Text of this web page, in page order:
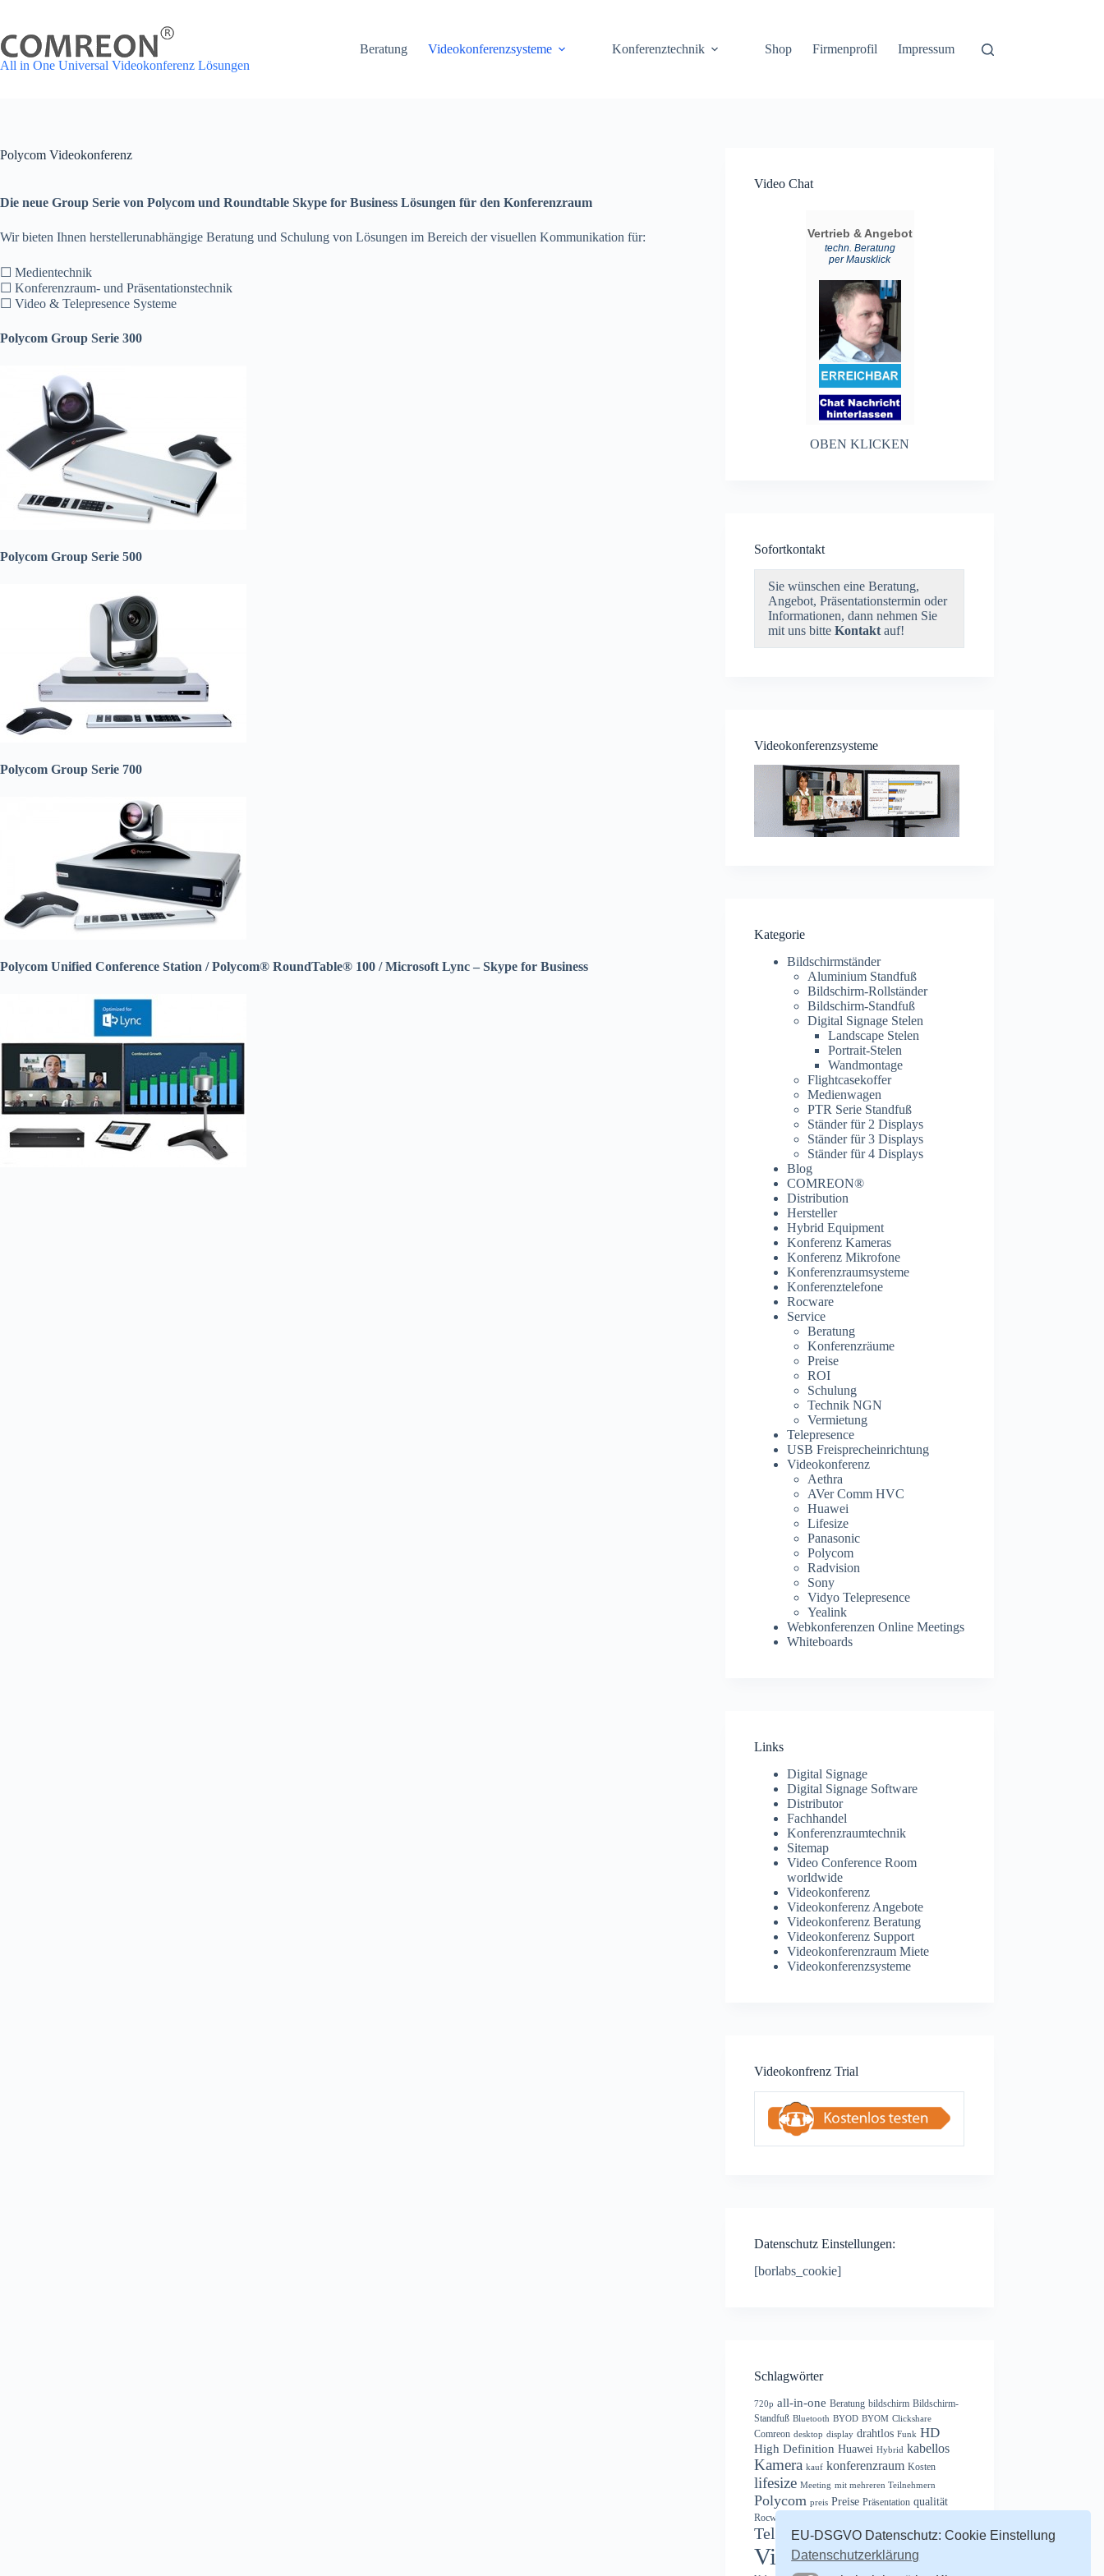
springen
All in One Universal Videokonferenz Lösungen
Beratung Videokonferenzsysteme Konferenztechnik Shop Firmenprofil Impressum
Polycom Videokonferenz
Die neue Group Serie von Polycom und Roundtable Skype for Business Lösungen für den Konferenzraum
Wir bieten Ihnen herstellerunabhängige Beratung und Schulung von Lösungen im Bereich der visuellen Kommunikation für:
☐ Medientechnik
☐ Konferenzraum- und Präsentationstechnik
☐ Video & Telepresence Systeme
Polycom Group Serie 300
Polycom Group Serie 500
Polycom Group Serie 700
Polycom Unified Conference Station / Polycom® RoundTable® 100 / Microsoft Lync – Skype for Business
Video Chat
OBEN KLICKEN
Sofortkontakt
Sie wünschen eine Beratung,
Angebot, Präsentationstermin oder
Informationen, dann nehmen Sie
mit uns bitteKontakt auf!
Videokonferenzsysteme
Kategorie
Bildschirmständer
Aluminium Standfuß
Bildschirm-Rollständer
Bildschirm-Standfuß
Digital Signage Stelen
Landscape Stelen
Portrait-Stelen
Wandmontage
Flightcasekoffer
Medienwagen
PTR Serie Standfuß
Ständer für 2 Displays
Ständer für 3 Displays
Ständer für 4 Displays
Blog
COMREON®
Distribution
Hersteller
Hybrid Equipment
Konferenz Kameras
Konferenz Mikrofone
Konferenzraumsysteme
Konferenztelefone
Rocware
Service
Beratung
Konferenzräume
Preise
ROI
Schulung
Technik NGN
Vermietung
Telepresence
USB Freisprecheinrichtung
Videokonferenz
Aethra
AVer Comm HVC
Huawei
Lifesize
Panasonic
Polycom
Radvision
Sony
Vidyo Telepresence
Yealink
Webkonferenzen Online Meetings
Whiteboards
Links
Digital Signage
Digital Signage Software
Distributor
Fachhandel
Konferenzraumtechnik
Sitemap
Video Conference Room
worldwide
Videokonferenz
Videokonferenz Angebote
Videokonferenz Beratung
Videokonferenz Support
Videokonferenzraum Miete
Videokonferenzsysteme
Videokonfrenz Trial
Datenschutz Einstellungen:
[borlabs_cookie]
Schlagwörter
720p all-in-one Beratung bildschirm Bildschirm-
Standfuß Bluetooth BYOD BYOM Clickshare
Comreon desktop display drahtlos Funk HD
High Definition Huawei Hybrid kabellos
Kamera kauf konferenzraum Kosten
lifesize Meeting mit mehreren Teilnehmern
Polycom preis Preise Präsentation qualität
Rocware
Telepresence USB vertrieb
Videokonferenz
EU-DSGVO Datenschutz: Cookie Einstellung
Datenschutzerklärung